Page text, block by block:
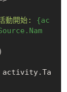
動開始: {ac
activity.Ta